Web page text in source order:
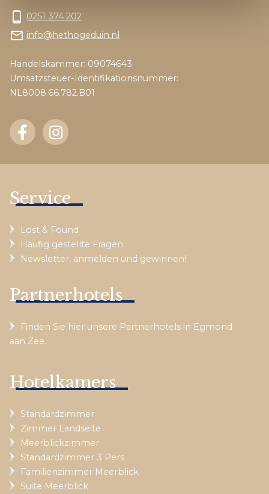
phone_android 0251 374 202
mail_outline info@hethogeduin.nl
Handelskammer: 09074643
Umsatzsteuer-Identifikationsnummer:
NL8008.66.782.B01
Service
Lost & Found
Häufig gestellte Fragen
Newsletter, anmelden und gewinnen!
Partnerhotels
Finden Sie hier unsere Partnerhotels in Egmond
aan Zee.
Hotelkamers
Standardzimmer
Zimmer Landseite
Meerblickzimmer
Standardzimmer 3 Pers
Familienzimmer Meerblick
Suite Meerblick